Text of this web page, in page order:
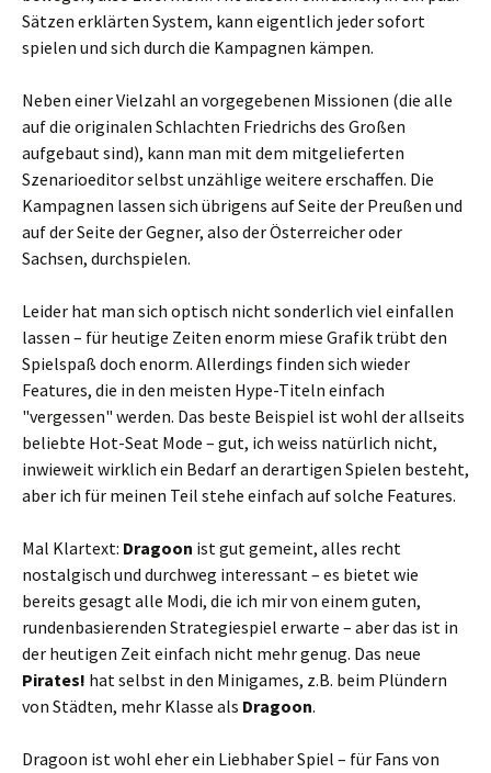
Sätzen erklärten System, kann eigentlich jeder sofort
spielen und sich durch die Kampagnen kämpen.
Neben einer Vielzahl an vorgegebenen Missionen (die alle
auf die originalen Schlachten Friedrichs des Großen
aufgebaut sind), kann man mit dem mitgelieferten
Szenarioeditor selbst unzählige weitere erschaffen. Die
Kampagnen lassen sich übrigens auf Seite der Preußen und
auf der Seite der Gegner, also der Österreicher oder
Sachsen, durchspielen.
Leider hat man sich optisch nicht sonderlich viel einfallen
lassen – für heutige Zeiten enorm miese Grafik trübt den
Spielspaß doch enorm. Allerdings finden sich wieder
Features, die in den meisten Hype-Titeln einfach
"vergessen" werden. Das beste Beispiel ist wohl der allseits
beliebte Hot-Seat Mode – gut, ich weiss natürlich nicht,
inwieweit wirklich ein Bedarf an derartigen Spielen besteht,
aber ich für meinen Teil stehe einfach auf solche Features.
Mal Klartext: Dragoon ist gut gemeint, alles recht
nostalgisch und durchweg interessant – es bietet wie
bereits gesagt alle Modi, die ich mir von einem guten,
rundenbasierenden Strategiespiel erwarte – aber das ist in
der heutigen Zeit einfach nicht mehr genug. Das neue
Pirates! hat selbst in den Minigames, z.B. beim Plündern
von Städten, mehr Klasse als Dragoon.
Dragoon ist wohl eher ein Liebhaber Spiel – für Fans von